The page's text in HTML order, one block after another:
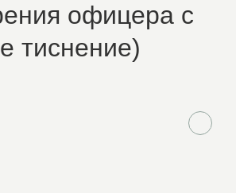
офицера с
тиснение)